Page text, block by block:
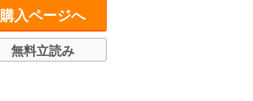
購入ページへ
無料立読み